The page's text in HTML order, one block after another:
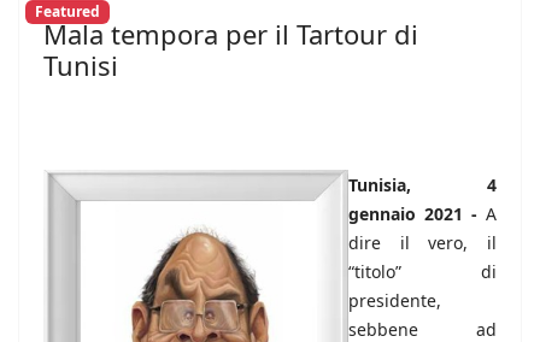
Featured
Mala tempora per il Tartour di
Tunisi
Tunisia, 4
gennaio 2021 - A
dire il vero, il
“titolo” di
presidente,
sebbene ad